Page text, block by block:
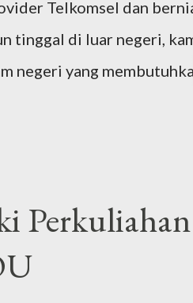
Telkomsel dan
tinggal di luar negeri,
negeri yang
Pagi ini saya baru ingat,
karena ternyata ter-
Perkuliahan